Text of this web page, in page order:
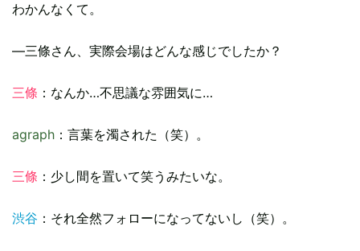
わかんなくて。
―三條さん、実際会場はどんな感じでしたか？
三條 ：なんか…不思議な雰囲気に…
agraph ：言葉を濁された（笑）。
三條 ：少し間を置いて笑うみたいな。
渋谷 ：それ全然フォローになってないし（笑）。